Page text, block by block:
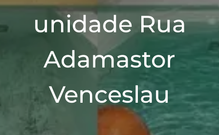
unidade Rua
Adamastor
Venceslau